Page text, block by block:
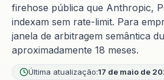
firehose pública que Anthropic,
indexam sem rate-limit. Para
janela de arbitragem semântica
aproximadamente 18 meses.
Última atualização:17 de maio de